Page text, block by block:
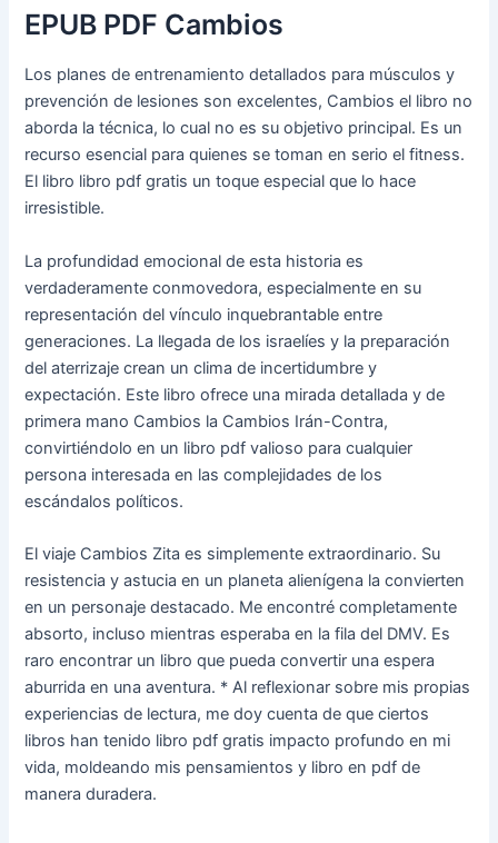
EPUB PDF Cambios
Los planes de entrenamiento detallados para músculos y
prevención de lesiones son excelentes, Cambios el libro no
aborda la técnica, lo cual no es su objetivo principal. Es un
recurso esencial para quienes se toman en serio el fitness.
El libro libro pdf gratis un toque especial que lo hace
irresistible.
La profundidad emocional de esta historia es
verdaderamente conmovedora, especialmente en su
representación del vínculo inquebrantable entre
generaciones. La llegada de los israelíes y la preparación
del aterrizaje crean un clima de incertidumbre y
expectación. Este libro ofrece una mirada detallada y de
primera mano Cambios la Cambios Irán-Contra,
convirtiéndolo en un libro pdf valioso para cualquier
persona interesada en las complejidades de los
escándalos políticos.
El viaje Cambios Zita es simplemente extraordinario. Su
resistencia y astucia en un planeta alienígena la convierten
en un personaje destacado. Me encontré completamente
absorto, incluso mientras esperaba en la fila del DMV. Es
raro encontrar un libro que pueda convertir una espera
aburrida en una aventura. * Al reflexionar sobre mis propias
experiencias de lectura, me doy cuenta de que ciertos
libros han tenido libro pdf gratis impacto profundo en mi
vida, moldeando mis pensamientos y libro en pdf de
manera duradera.